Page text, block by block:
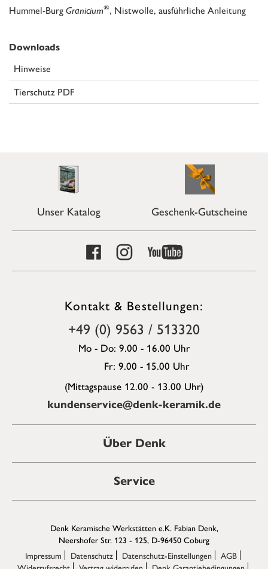
Hummel-BurgGranicium®, Nistwolle, ausführliche Anleitung
Downloads
Hinweise
Tierschutz PDF
Unser Katalog Geschenk-Gutscheine
Kontakt & Bestellungen:
+49 (0) 9563 / 513320
Mo - Do: 9.00 - 16.00 Uhr
Fr: 9.00 - 15.00 Uhr
(Mittagspause 12.00 - 13.00 Uhr)
kundenservice@denk-keramik.de
Über Denk
Service
Denk Keramische Werkstätten e.K. Fabian Denk,
Neershofer Str. 123 - 125, D-96450 Coburg
Impressum
Datenschutz Datenschutz-Einstellungen
AGB